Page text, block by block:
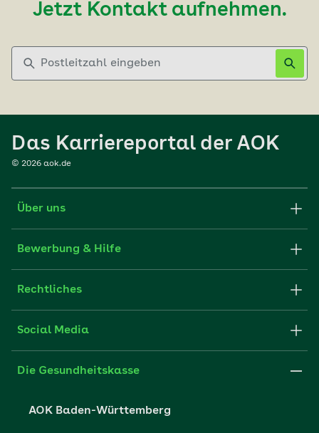
Jetzt Kontakt aufnehmen.
Das Karriereportal der AOK
© 2026 aok.de
Über uns
Karriere-Startseite
Unsere Kultur
Bewerbung & Hilfe
Stellenangebote
Rechtliches
Impressum
Datenschutzrechte
Social Media
Die Gesundheitskasse
AOK Baden-Württemberg